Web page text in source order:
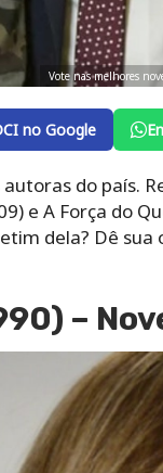
Vote nas melhores
no Google
do país.
e A Força do
dela? Dê
–